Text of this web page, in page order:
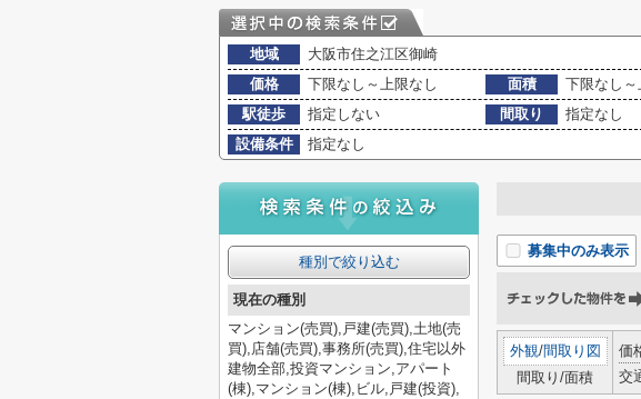
地域
大阪市住之江区御崎
価格
下限なし～上限なし 面積 下限なし～
駅徒歩
指定しない 間取り
指定なし
設備条件
指定なし
募集中のみ表示
外観/間取り図
間取り/面積
価
交
種別で絞り込む
現在の種別
マンション(売買),戸建(売買),土地(売
買),店舗(売買),事務所(売買),住宅以外
建物全部,投資マンション,アパート
(棟),マンション(棟),ビル,戸建(投資),